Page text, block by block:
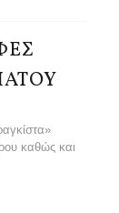
καθώς και